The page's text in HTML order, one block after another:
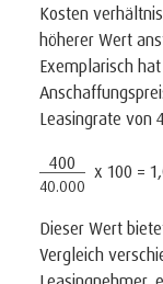
Kosten
höherer Wert
Exemplarisch
Leasingrate von
400
40.000
x 100 =
Dieser Wert
Vergleich